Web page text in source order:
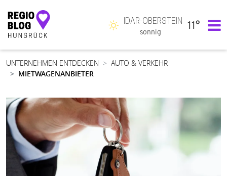
Hauptnavigation
IDAR-OBERSTEIN
sonnig
11°
UNTERNEHMEN ENTDECKEN
AUTO & VERKEHR
MIETWAGENANBIETER